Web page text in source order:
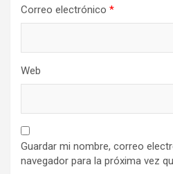
Correo electrónico *
Web
Guardar mi nombre, correo
navegador para la próxima vez